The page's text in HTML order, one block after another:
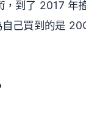
到了 2017 年
自己買到的是